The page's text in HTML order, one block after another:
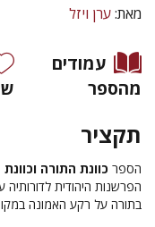
מאת:ערן ויזל
עמודים
מהספר
תקציר
הספר כוונת התורה
הפרשנות היהודית לדורותיה
בתורה על רקע האמונה